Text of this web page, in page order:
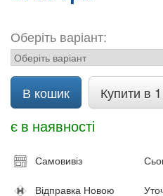
Оберіть варіант:
В кошик Купити в 1
є в наявності
Самовивіз
Відправка Новою